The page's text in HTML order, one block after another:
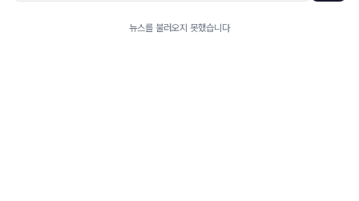
뉴스를 불러오지 못했습니다